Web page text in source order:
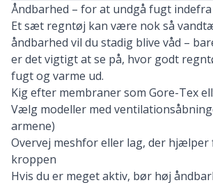
Åndbarhed – forat undgå fugt indefra
Etsæt regntøj kan være nokså
åndbarhed vil du stadig blive våd –
erdetvigtigtatse på, hvor godt
fugtogvarme ud.
Kigefter membranersom Gore-Tex
Vælg modeller med
armene)
Overvej meshforeller lag, der hjælper
kroppen
Hvis du er megetaktiv, bør høj